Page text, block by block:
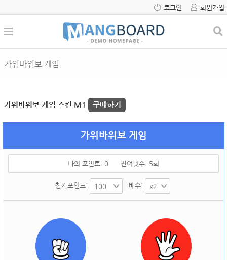
로그인 회원가입
가위바위보 게임
가위바위보 게임 스킨 M1 구매하기
가위바위보 게임
나의 포인트: 0 잔여횟수: 5회
참가포인트: 배수:
오늘 승률: 오늘 결과: ]